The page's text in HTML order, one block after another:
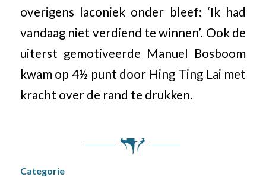
overigens laconiek onder bleef: ‘Ik had
vandaag niet verdiend te winnen’. Ook de
uiterst gemotiveerde Manuel Bosboom
kwam op 4½ punt door Hing Ting Lai met
kracht over de rand te drukken.
Categorie